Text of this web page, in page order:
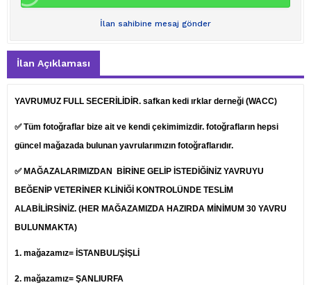
İlan sahibine mesaj gönder
İlan Açıklaması
YAVRUMUZ FULL SECERİLİDİR. safkan kedi ırklar derneği (WACC)
✅ Tüm fotoğraflar bize ait ve kendi çekimimizdir. fotoğrafların hepsi
güncel mağazada bulunan yavrularımızın fotoğraflarıdır.
✅ MAĞAZALARIMIZDAN BİRİNE GELİP İSTEDİĞİNİZ YAVRUYU
BEĞENİP VETERİNER KLİNİĞİ KONTROLÜNDE TESLİM
ALABİLİRSİNİZ. (HER MAĞAZAMIZDA HAZIRDA MİNİMUM 30 YAVRU
BULUNMAKTA)
1. mağazamız= İSTANBUL/ŞİŞLİ
2. mağazamız= ŞANLIURFA